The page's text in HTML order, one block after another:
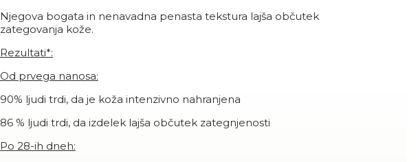
Njegova bogata in nenavadna penasta tekstura lajša občutek
zategovanja kože.
Rezultati*:
Od prvega nanosa:
90% ljudi trdi, da je koža intenzivno nahranjena
86 % ljudi trdi, da izdelek lajša občutek zategnjenosti
Po 28-ih dneh: